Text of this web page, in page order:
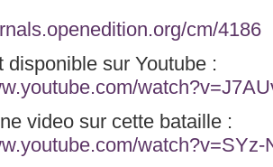
cm/4186
disponible sur Youtube :
video sur cette bataille :
watch?v=SYz-